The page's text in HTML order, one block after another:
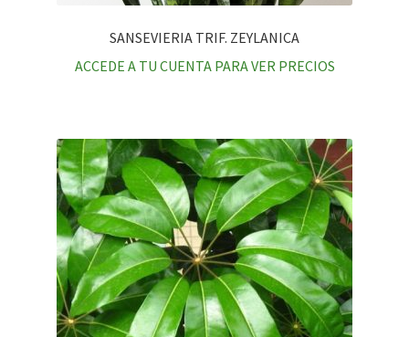
SANSEVIERIA TRIF. ZEYLANICA
ACCEDE A TU CUENTA PARA VER PRECIOS